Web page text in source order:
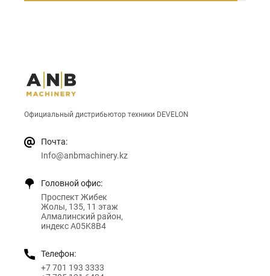
Официальный дистрибьютор техники DEVELON
Почта:
Info@anbmachinery.kz
Головной офис:
Проспект Жибек
Жолы, 135, 11 этаж
Алмалинский район,
индекс A05K8B4
Телефон:
+7 701 193 3333